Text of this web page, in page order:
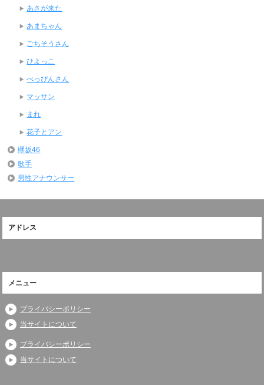
あさが来た
あまちゃん
ごちそうさん
ひよっこ
べっぴんさん
マッサン
まれ
花子とアン
欅坂46
歌手
男性アナウンサー
アドレス
メニュー
プライバシーポリシー
当サイトについて
プライバシーポリシー
当サイトについて